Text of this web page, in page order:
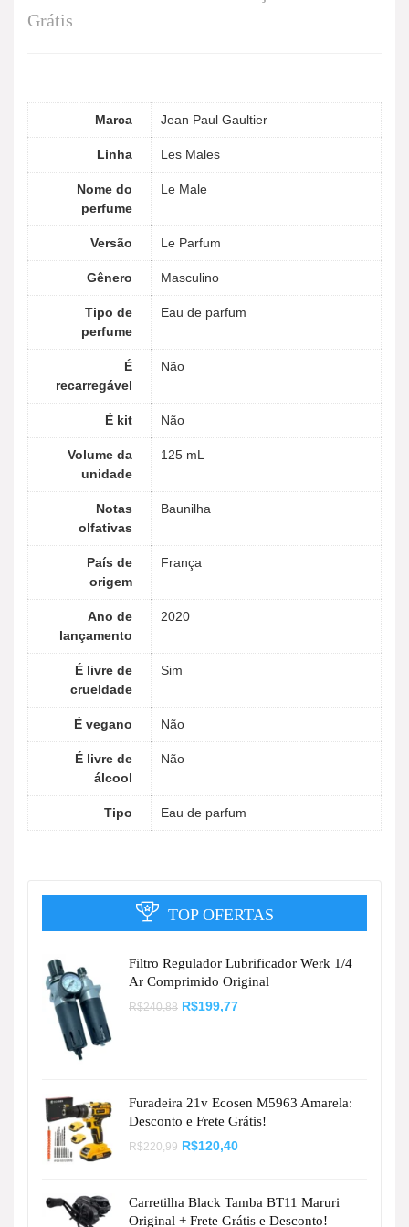
Grátis
Marca Jean Paul Gaultier
Linha Les Males
Nome do
perfume
Le Male
Versão Le Parfum
Gênero Masculino
Tipo de
perfume
Eau de parfum
É
recarregável
Não
É kit Não
Volume da
unidade
125 mL
Notas
olfativas
Baunilha
País de
origem
França
Ano de
lançamento
2020
É livre de
crueldade
Sim
É vegano Não
É livre de
álcool
Não
Tipo Eau de parfum
TOP OFERTAS
Filtro Regulador Lubrificador Werk 1/4
Ar Comprimido Original
R$240,88 O
R$199,77O
Furadeira 21v Ecosen M5963 Amarela:
Desconto e Frete Grátis!
R$220,99 O
R$220,99.
R$120,40O
R$120,40.
Carretilha Black Tamba BT11 Maruri
Original + Frete Grátis e Desconto!